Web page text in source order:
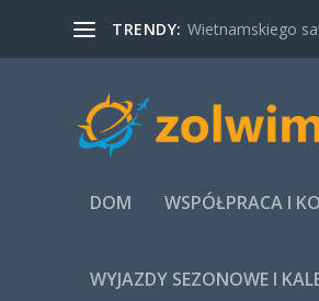
TRENDY: Wietnamskiego
DOM WSPÓŁPRACA I
WYJAZDY SEZONOWE I